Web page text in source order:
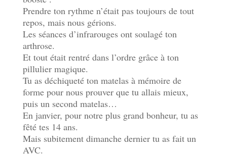
Prendre ton rythme n’était pas toujours de tout
repos, mais nous gérions.
Les séances d’infrarouges ont soulagé ton
arthrose.
Et tout était rentré dans l’ordre grâce à ton
pillulier magique.
Tu as déchiqueté ton matelas à mémoire de
forme pour nous prouver que tu allais mieux,
puis un second matelas…
En janvier, pour notre plus grand bonheur, tu as
fêté tes 14 ans.
Mais subitement dimanche dernier tu as fait un
AVC.